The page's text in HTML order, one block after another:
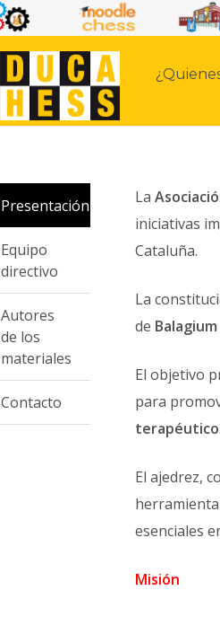
Presentación
Equipo
directivo
Autores
de los
materiales
Contacto
La
iniciativas
Cataluña.
La
de
El objetivo
para
El ajedrez,
esenciales
Misión